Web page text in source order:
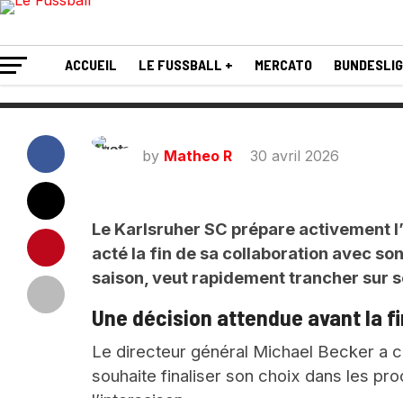
ACCUEIL LE FUSSBALL + MERCATO
Micahel Becker !
by Matheo R 30 avril 2026
Le Karlsruher SC prépare activement
acté la fin de sa collaboration avec
saison, veut rapidement trancher sur
Une décision attendue avant la
Le directeur général Michael Becker a
souhaite finaliser son choix dans les